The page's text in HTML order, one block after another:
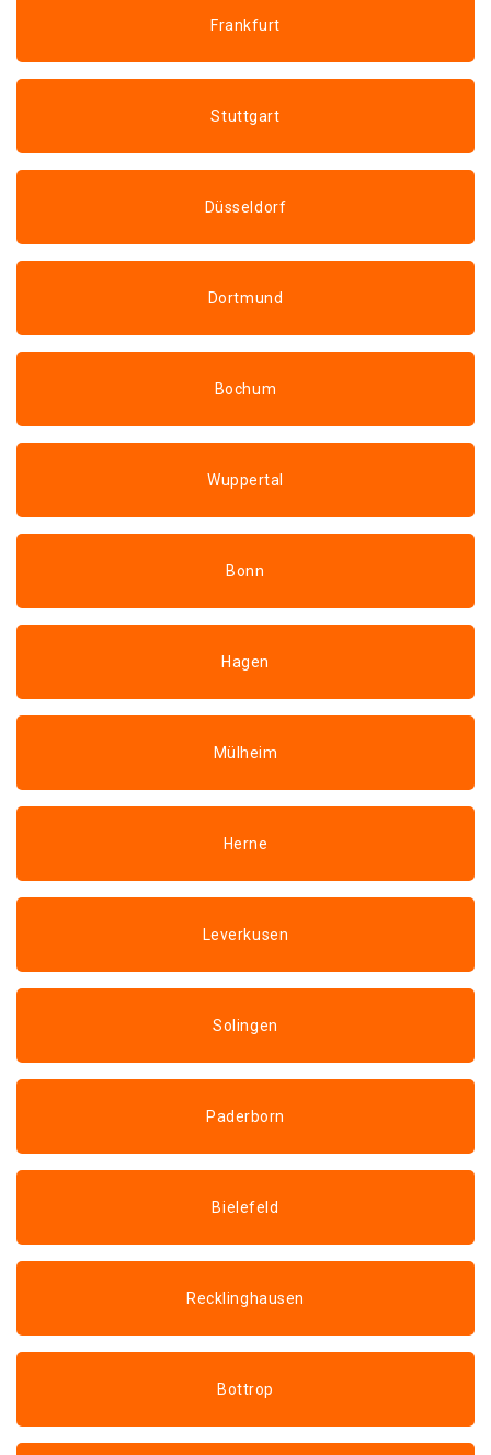
Frankfurt
Stuttgart
Düsseldorf
Dortmund
Bochum
Wuppertal
Bonn
Hagen
Mülheim
Herne
Leverkusen
Solingen
Paderborn
Bielefeld
Recklinghausen
Bottrop